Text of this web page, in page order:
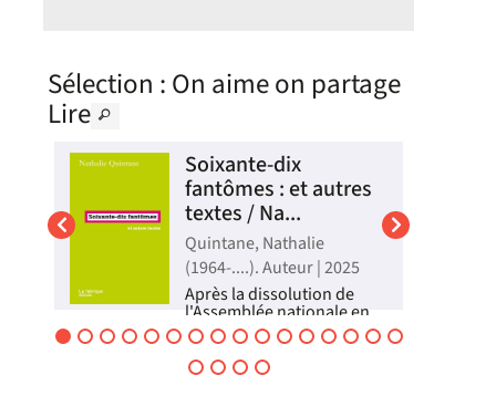
Sélection : On aime on partage
Lire
Soixante-dix
fantômes : et autres
textes / Na...
Quintane, Nathalie
(1964-....). Auteur | 2025
Après la dissolution de
l'Assemblée nationale en
juin 2024, l'autrice
s'acharne à repérer et à
décrire les signes sensibles
ainsi que l'expérience